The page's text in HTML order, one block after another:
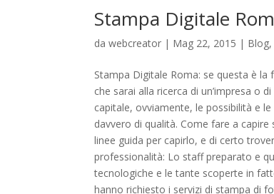
Stampa Digitale
da webcreator | Mag 22, 2015 | Blog,
Stampa Digitale Roma: se questa è
che sarai alla ricerca di un’impresa o
capitale, ovviamente, le possibilità e
davvero di qualità. Come fare a
linee guida per capirlo, e di certo
professionalità: Lo staff preparato e
tecnologiche e le tante scoperte in
hanno richiesto i servizi di stampa di